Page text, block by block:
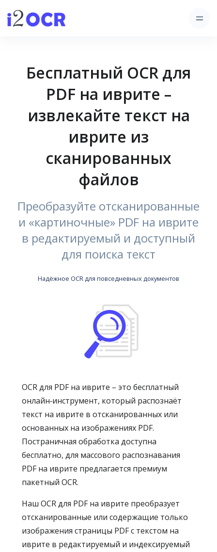
Бесплатный OCR для
PDF на иврите –
извлекайте текст на
иврите из
сканированных
файлов
Преобразуйте отсканированные
и «картиночные» PDF на иврите
в редактируемый и доступный
для поиска текст
Надёжное OCR для повседневных документов
OCR для PDF на иврите – это бесплатный
онлайн‑инструмент, который распознаёт
текст на иврите в отсканированных или
основанных на изображениях PDF.
Постраничная обработка доступна
бесплатно, для массового распознавания
PDF на иврите предлагается премиум
пакетный OCR.
Наш OCR для PDF на иврите преобразует
отсканированные или содержащие только
изображения страницы PDF с текстом на
иврите в редактируемый и индексируемый